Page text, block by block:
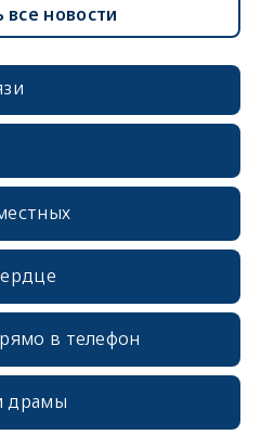
все новости
в телефон
драмы